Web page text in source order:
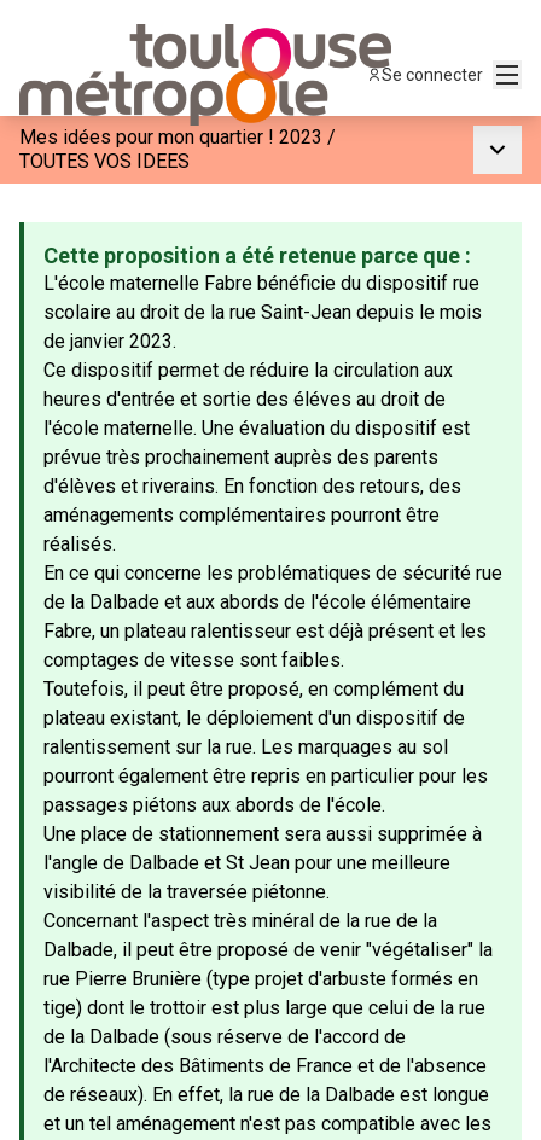
Se connecter
Mes idées pour mon quartier ! 2023 /
TOUTES VOS IDEES
Cette proposition a été retenue parce que :
L'école maternelle Fabre bénéficie du dispositif rue
scolaire au droit de la rue Saint-Jean depuis le mois
de janvier 2023.
Ce dispositif permet de réduire la circulation aux
heures d'entrée et sortie des éléves au droit de
l'école maternelle. Une évaluation du dispositif est
prévue très prochainement auprès des parents
d'élèves et riverains. En fonction des retours, des
aménagements complémentaires pourront être
réalisés.
En ce qui concerne les problématiques de sécurité rue
de la Dalbade et aux abords de l'école élémentaire
Fabre, un plateau ralentisseur est déjà présent et les
comptages de vitesse sont faibles.
Toutefois, il peut être proposé, en complément du
plateau existant, le déploiement d'un dispositif de
ralentissement sur la rue. Les marquages au sol
pourront également être repris en particulier pour les
passages piétons aux abords de l'école.
Une place de stationnement sera aussi supprimée à
l'angle de Dalbade et St Jean pour une meilleure
visibilité de la traversée piétonne.
Concernant l'aspect très minéral de la rue de la
Dalbade, il peut être proposé de venir "végétaliser" la
rue Pierre Brunière (type projet d'arbuste formés en
tige) dont le trottoir est plus large que celui de la rue
de la Dalbade (sous réserve de l'accord de
l'Architecte des Bâtiments de France et de l'absence
de réseaux). En effet, la rue de la Dalbade est longue
et un tel aménagement n'est pas compatible avec les